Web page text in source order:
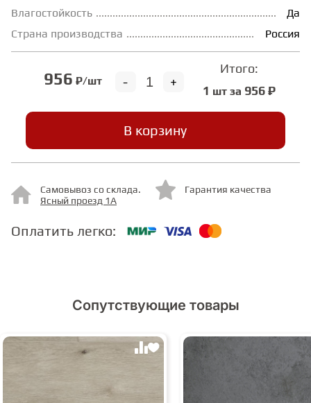
ГРУНТОВКИ
ТЕРМОПАРКЕТ
ЭКОМАССИВ
МАССИВНАЯ ДОСКА
Влагостойкость
Да
Страна производства
Россия
956 ₽/шт +
-
Итого:
1 шт за 956 ₽
В корзину
Самовывоз со склада.
Ясный проезд 1А
Гарантия качества
Оплатить легко:
Сопутствующие товары